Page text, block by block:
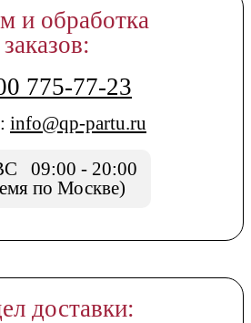
и обработка
заказов:
775-77-23
info@qp-partu.ru
09:00 - 20:00
по Москве)
доставки: